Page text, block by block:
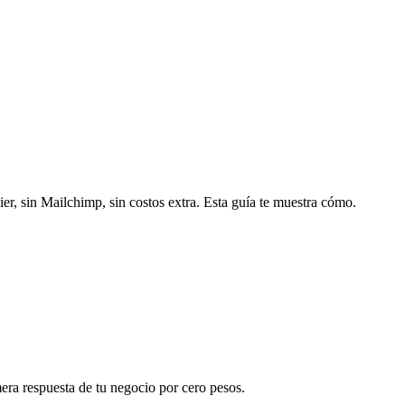
sin Mailchimp, sin costos extra. Esta guía te muestra cómo.
respuesta de tu negocio por cero pesos.